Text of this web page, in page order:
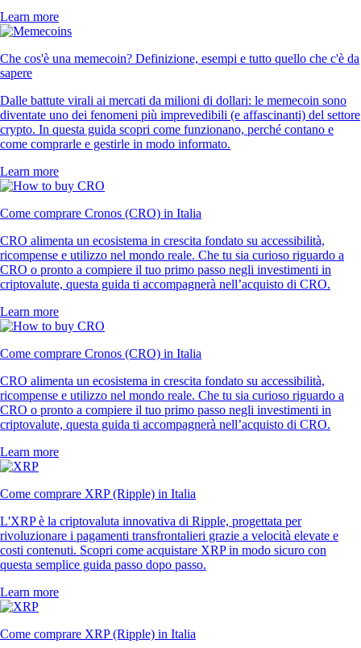
Learn more
Che cos'è una memecoin? Definizione, esempi e tutto quello che c'è da
sapere
Dalle battute virali ai mercati da milioni di dollari: le memecoin sono
diventate uno dei fenomeni più imprevedibili (e affascinanti) del settore
crypto. In questa guida scopri come funzionano, perché contano e
come comprarle e gestirle in modo informato.
Learn more
Come comprare Cronos (CRO) in Italia
CRO alimenta un ecosistema in crescita fondato su accessibilità,
ricompense e utilizzo nel mondo reale. Che tu sia curioso riguardo a
CRO o pronto a compiere il tuo primo passo negli investimenti in
criptovalute, questa guida ti accompagnerà nell’acquisto di CRO.
Learn more
Come comprare Cronos (CRO) in Italia
CRO alimenta un ecosistema in crescita fondato su accessibilità,
ricompense e utilizzo nel mondo reale. Che tu sia curioso riguardo a
CRO o pronto a compiere il tuo primo passo negli investimenti in
criptovalute, questa guida ti accompagnerà nell’acquisto di CRO.
Learn more
Come comprare XRP (Ripple) in Italia
L'XRP è la criptovaluta innovativa di Ripple, progettata per
rivoluzionare i pagamenti transfrontalieri grazie a velocità elevate e
costi contenuti. Scopri come acquistare XRP in modo sicuro con
questa semplice guida passo dopo passo.
Learn more
Come comprare XRP (Ripple) in Italia